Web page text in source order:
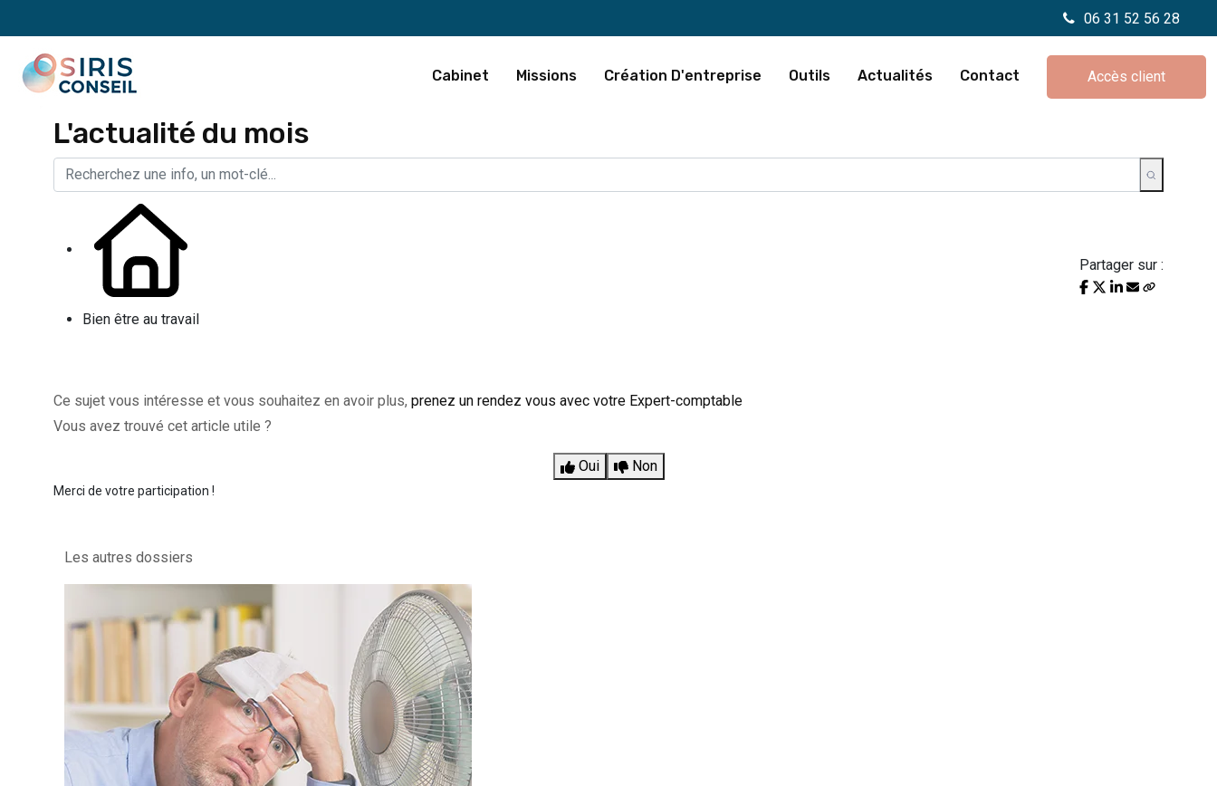
06 31 52 56 28
Cabinet Missions Création D'entreprise Outils Actualités Contact Accès client
L'actualité du mois
Bien être au travail
Partager sur :
Ce sujet vous intéresse et vous souhaitez en avoir plus, prenez un rendez vous avec votre Expert-comptable
Vous avez trouvé cet article utile ?
Oui Non
Merci de votre participation !
Les autres dossiers